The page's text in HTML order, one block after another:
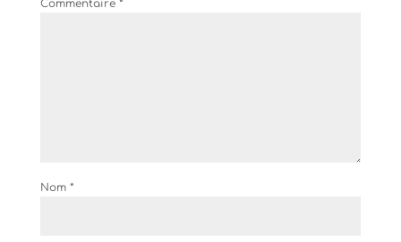
Commentaire *
Nom *